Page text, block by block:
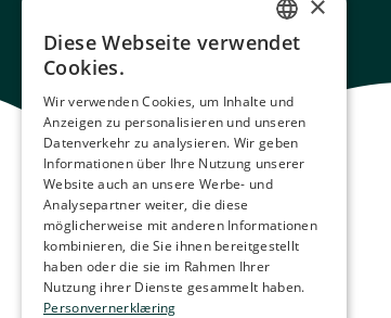
Ocean Stories
NORWEGIAN
GERMAN
FRENCH
SPANISH
FINNISH
CHINESE (TRADITIONAL)
Diese Webseite verwendet
Cookies.
Wir verwenden Cookies, um Inhalte und
Anzeigen zu personalisieren und unseren
Datenverkehr zu analysieren. Wir geben
Informationen über Ihre Nutzung unserer
Website auch an unsere Werbe- und
Analysepartner weiter, die diese
möglicherweise mit anderen Informationen
kombinieren, die Sie ihnen bereitgestellt
haben oder die sie im Rahmen Ihrer
Nutzung ihrer Dienste gesammelt haben.
Personvernerklæring